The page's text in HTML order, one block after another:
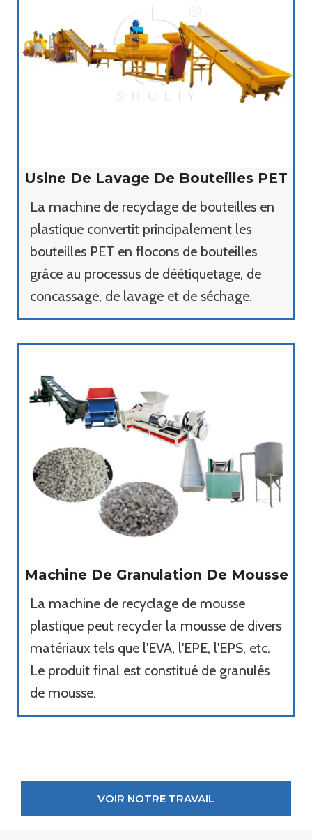
Usine De Lavage De Bouteilles PET
La machine de recyclage de bouteilles en
plastique convertit principalement les
bouteilles PET en flocons de bouteilles
grâce au processus de déétiquetage, de
concassage, de lavage et de séchage.
Machine De Granulation De Mousse
La machine de recyclage de mousse
plastique peut recycler la mousse de divers
matériaux tels que l'EVA, l'EPE, l'EPS, etc.
Le produit final est constitué de granulés
de mousse.
VOIR NOTRE TRAVAIL